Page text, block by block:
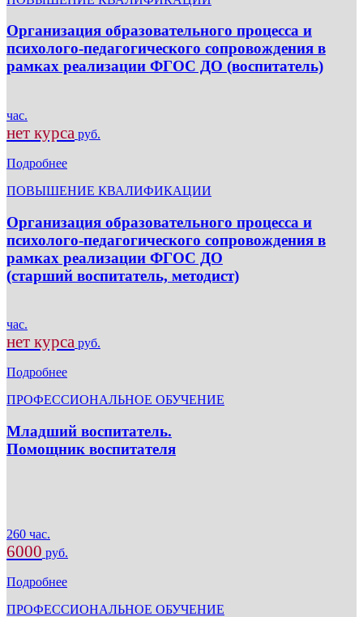
Организация образовательного процесса и
психолого-педагогического сопровождения в
рамках реализации ФГОС ДО (воспитатель)
час.
нет курса руб.
Подробнее
ПОВЫШЕНИЕ КВАЛИФИКАЦИИ
Организация образовательного процесса и
психолого-педагогического сопровождения в
рамках реализации ФГОС ДО
(старший воспитатель, методист)
час.
нет курса руб.
Подробнее
ПРОФЕССИОНАЛЬНОЕ ОБУЧЕНИЕ
Младший воспитатель.
Помощник воспитателя
260 час.
6000 руб.
Подробнее
ПРОФЕССИОНАЛЬНОЕ ОБУЧЕНИЕ